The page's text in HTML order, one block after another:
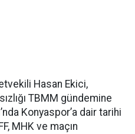
Hasan Ekici,
TBMM gündemine
Konyaspor’a dair tarihi
MHK ve maçın